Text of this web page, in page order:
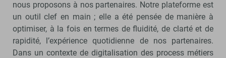
nous proposons à nos partenaires. Notre plateforme est
un outil clef en main ; elle a été pensée de manière à
optimiser, à la fois en termes de fluidité, de clarté et de
rapidité, l’expérience quotidienne de nos partenaires.
Dans un contexte de digitalisation des process métiers